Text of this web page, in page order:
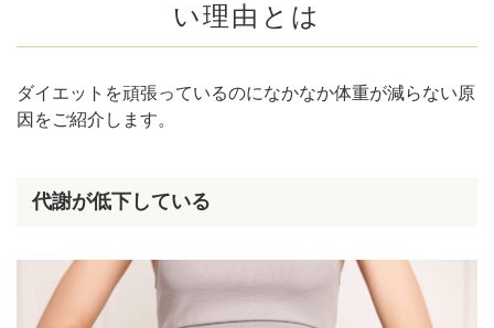
井畑 峰紀 医師 安形省吾 医師
ダイエットを助けるおすすめの美容医療
GLP-1受容体作動薬
脂肪溶解注射
まとめ
い理由とは
ダイエットを頑張っているのになかなか体重が減らない原
因をご紹介します。
代謝が低下している